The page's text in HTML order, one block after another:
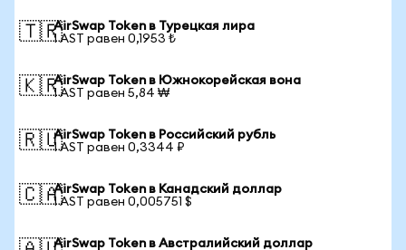
🇹🇷AirSwap Token в Турецкая лира
1 AST равен 0,1953 ₺
🇰🇷AirSwap Token в Южнокорейская вона
1 AST равен 5,84 ₩
🇷🇺AirSwap Token в Российский рубль
1 AST равен 0,3344 ₽
🇨🇦AirSwap Token в Канадский доллар
1 AST равен 0,005751 $
AirSwap Token в Австралийский доллар